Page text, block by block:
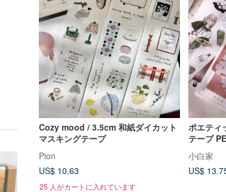
Cozy mood / 3.5cm 和紙ダイカット
マスキングテープ
Pion
US$ 10.63
25 人がカートに入れています
ポエティ
テープ
系 日常
ョン
小白家
US$